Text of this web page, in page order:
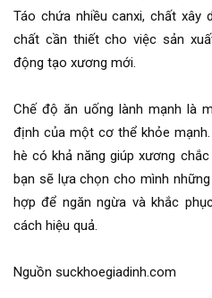
Táo chứa nhiều canxi, chất xây
chất cần thiết cho việc sản
động tạo xương mới.
Chế độ ăn uống lành mạnh là
định của một cơ thể khỏe
hè có khả năng giúp xương
bạn sẽ lựa chọn cho mình
hợp để ngăn ngừa và khắc
cách hiệu quả.
Nguồn suckhoegiadinh.com